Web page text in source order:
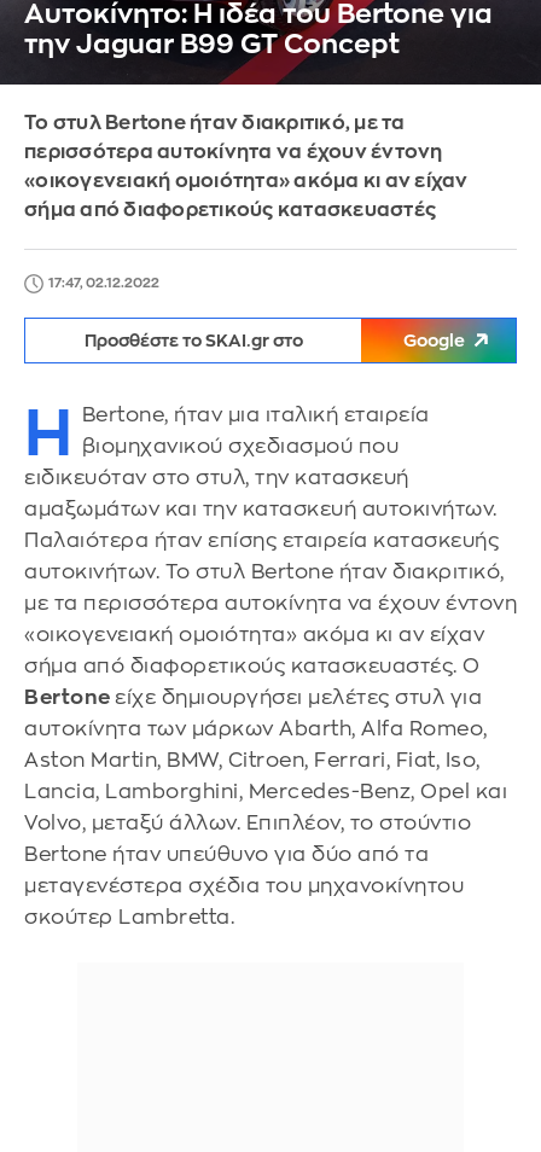
Αυτοκίνητο: Η ιδέα του Bertone για
την Jaguar B99 GT Concept
Το στυλ Bertone ήταν διακριτικό, με τα
περισσότερα αυτοκίνητα να έχουν έντονη
«οικογενειακή ομοιότητα» ακόμα κι αν είχαν
σήμα από διαφορετικούς κατασκευαστές
17:47, 02.12.2022
Προσθέστε το SKAI.gr στο Google
Η
Bertone, ήταν μια ιταλική εταιρεία
βιομηχανικού σχεδιασμού που
ειδικευόταν στο στυλ, την κατασκευή
αμαξωμάτων και την κατασκευή αυτοκινήτων.
Παλαιότερα ήταν επίσης εταιρεία κατασκευής
αυτοκινήτων. Το στυλ Bertone ήταν διακριτικό,
με τα περισσότερα αυτοκίνητα να έχουν έντονη
«οικογενειακή ομοιότητα» ακόμα κι αν είχαν
σήμα από διαφορετικούς κατασκευαστές. Ο
Bertone είχε δημιουργήσει μελέτες στυλ για
αυτοκίνητα των μάρκων Abarth, Alfa Romeo,
Aston Martin, BMW, Citroen, Ferrari, Fiat, Iso,
Lancia, Lamborghini, Mercedes-Benz, Opel και
Volvo, μεταξύ άλλων. Επιπλέον, το στούντιο
Bertone ήταν υπεύθυνο για δύο από τα
μεταγενέστερα σχέδια του μηχανοκίνητου
σκούτερ Lambretta.